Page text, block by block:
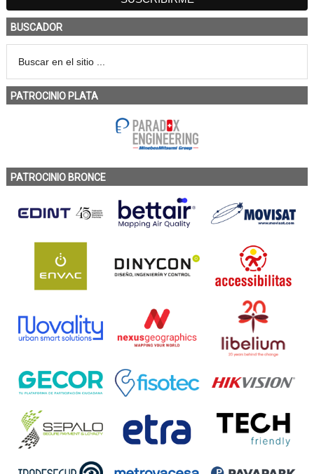
BUSCADOR
PATROCINIO PLATA
PATROCINIO BRONCE